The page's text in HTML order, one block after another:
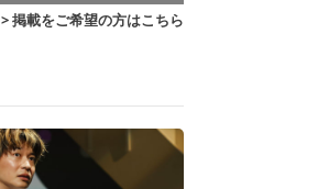
> 掲載をご希望の方はこちら